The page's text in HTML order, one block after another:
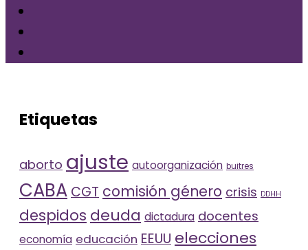
Etiquetas
aborto ajuste autoorganización buitres
CABA CGT comisión género crisis DDHH
despidos deuda dictadura docentes
economía educación EEUU elecciones